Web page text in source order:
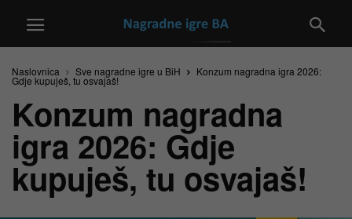
Naslovnica Sve nagradne igre u BiH Konzum nagradna igra 2026:
Gdje kupuješ, tu osvajaš!
Konzum nagradna
igra 2026: Gdje
kupuješ, tu osvajaš!